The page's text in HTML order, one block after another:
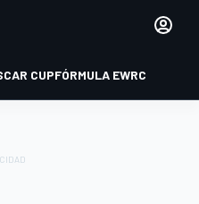
CUPFÓRMULA EWRC